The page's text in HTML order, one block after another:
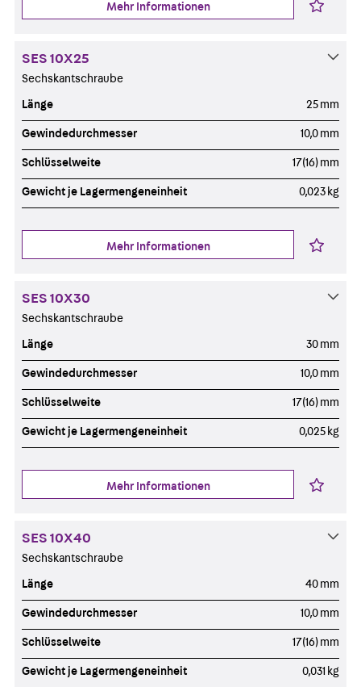
Mehr Informationen
SES 10X25
Sechskantschraube
Länge 25 mm
Gewindedurchmesser 10,0 mm
Schlüsselweite 17(16) mm
Gewicht je Lagermengeneinheit 0,023 kg
Mehr Informationen
SES 10X30
Sechskantschraube
Länge 30 mm
Gewindedurchmesser 10,0 mm
Schlüsselweite 17(16) mm
Gewicht je Lagermengeneinheit 0,025 kg
Mehr Informationen
SES 10X40
Sechskantschraube
Länge 40 mm
Gewindedurchmesser 10,0 mm
Schlüsselweite 17(16) mm
Gewicht je Lagermengeneinheit 0,031 kg